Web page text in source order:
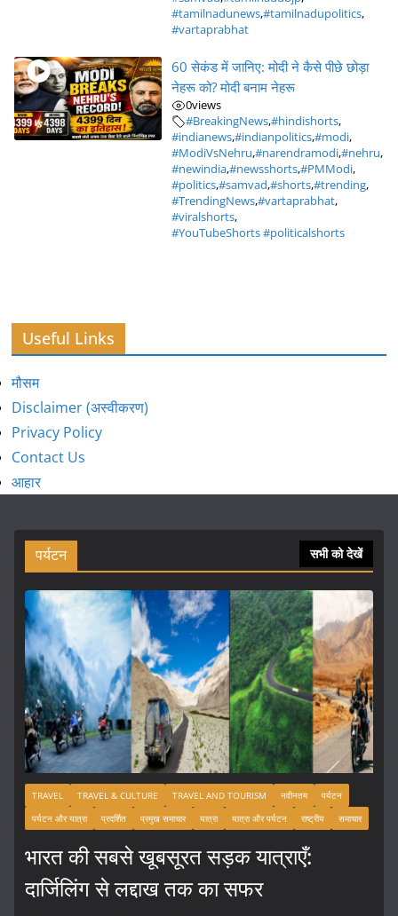
#tamilnadunews,#tamilnadupolitics,
#vartaprabhat
60 सेकंड में जानिए: मोदी ने कैसे पीछे छोड़ा
नेहरू को? मोदी बनाम नेहरू
0views
#BreakingNews,#hindishorts,
#indianews,#indianpolitics,#modi,
#ModiVsNehru,#narendramodi,#nehru,
#newindia,#newsshorts,#PMModi,
#politics,#samvad,#shorts,#trending,
#TrendingNews,#vartaprabhat,
#viralshorts,
#YouTubeShorts #politicalshorts
Useful Links
मौसम
Disclaimer (अस्वीकरण)
Privacy Policy
Contact Us
आहार
पर्यटन सभी को देखें
TRAVEL TRAVEL & CULTURE TRAVEL AND TOURISM नवीनतम
पर्यटन
पर्यटन और यात्रा
प्रदर्शित प्रमुख समाचार यात्रा यात्रा और पर्यटन राष्ट्रीय समाचार
भारत की सबसे खूबसूरत सड़क यात्राएँ:
दार्जिलिंग से लद्दाख तक का सफर